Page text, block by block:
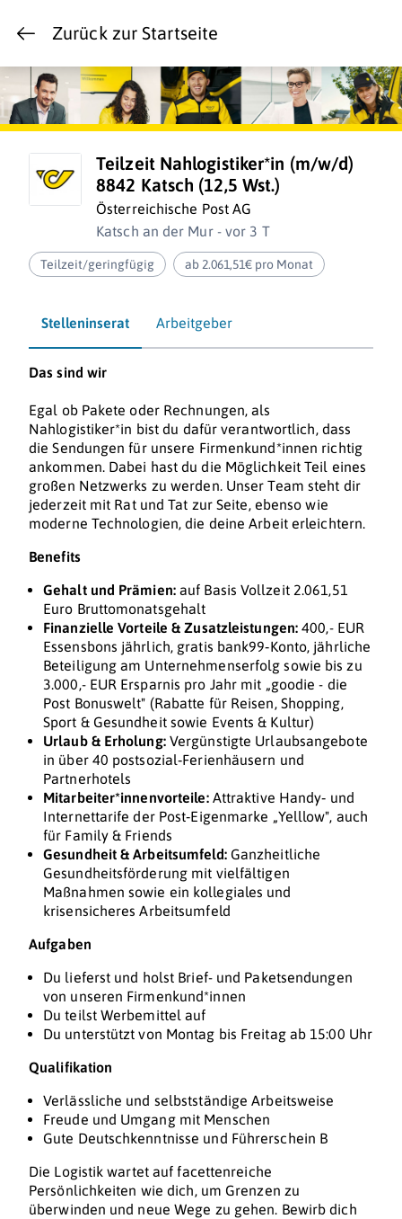
Zurück zur Startseite
Teilzeit Nahlogistiker*in (m/w/d)
8842 Katsch (12,5 Wst.)
Österreichische Post AG
Katsch an der Mur - vor 3 T
Teilzeit/geringfügig ab 2.061,51€ pro Monat
Stelleninserat Arbeitgeber
Das sind wir
Egal ob Pakete oder Rechnungen, als
Nahlogistiker*in bist du dafür verantwortlich, dass
die Sendungen für unsere Firmenkund*innen richtig
ankommen. Dabei hast du die Möglichkeit Teil eines
großen Netzwerks zu werden. Unser Team steht dir
jederzeit mit Rat und Tat zur Seite, ebenso wie
moderne Technologien, die deine Arbeit erleichtern.
Benefits
Gehalt und Prämien: auf Basis Vollzeit 2.061,51
Euro Bruttomonatsgehalt
Finanzielle Vorteile & Zusatzleistungen: 400,- EUR
Essensbons jährlich, gratis bank99‑Konto, jährliche
Beteiligung am Unternehmenserfolg sowie bis zu
3.000,- EUR Ersparnis pro Jahr mit „goodie - die
Post Bonuswelt" (Rabatte für Reisen, Shopping,
Sport & Gesundheit sowie Events & Kultur)
Urlaub & Erholung:Vergünstigte Urlaubsangebote
in über 40 postsozial‑Ferienhäusern und
Partnerhotels
Mitarbeiter*innenvorteile: Attraktive Handy‑ und
Internettarife der Post‑Eigenmarke „Yelllow", auch
für Family & Friends
Gesundheit & Arbeitsumfeld:Ganzheitliche
Gesundheitsförderung mit vielfältigen
Maßnahmen sowie ein kollegiales und
krisensicheres Arbeitsumfeld
Aufgaben
Du lieferst und holst Brief- und Paketsendungen
von unseren Firmenkund*innen
Du teilst Werbemittel auf
Du unterstützt von Montag bis Freitag ab 15:00 Uhr
Qualifikation
Verlässliche und selbstständige Arbeitsweise
Freude und Umgang mit Menschen
Gute Deutschkenntnisse und Führerschein B
Die Logistik wartet auf facettenreiche
Persönlichkeiten wie dich, um Grenzen zu
überwinden und neue Wege zu gehen. Bewirb dich